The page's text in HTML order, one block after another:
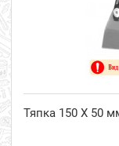
Тяпка 150 Х 50